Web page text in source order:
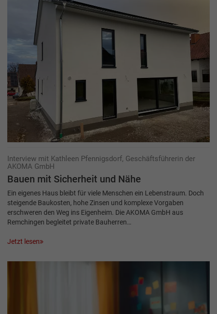
Interview mit Kathleen Pfennigsdorf, Geschäftsführerin der
AKOMA GmbH
Bauen mit Sicherheit und Nähe
Ein eigenes Haus bleibt für viele Menschen ein Lebenstraum. Doch
steigende Baukosten, hohe Zinsen und komplexe Vorgaben
erschweren den Weg ins Eigenheim. Die AKOMA GmbH aus
Remchingen begleitet private Bauherren…
Jetzt lesen